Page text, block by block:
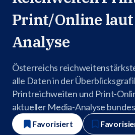
Print/Online laut
Analyse
Österreichs
alle Daten in der
Printreichweiten und Print-
aktueller Media-Analyse
Favorisiert